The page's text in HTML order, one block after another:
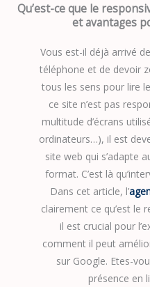
Qu’est-ce que le
et avantages
Vous est-il déjà arrivé
téléphone et de devoir
tous les sens pour lire
ce site n’est pas
multitude d’écrans
ordinateurs…), il est
site web qui s’adapte
format. C’est là
Dans cet article, l’
clairement ce qu’est le
il est crucial pour
comment il peut
sur Google. Etes-
présence en